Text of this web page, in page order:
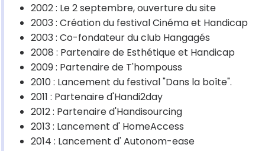
2002 : Le 2 septembre, ouverture du site
2003 : Création du festival Cinéma et Handicap
2003 : Co-fondateur du club Hangagés
2008 : Partenaire de Esthétique et Handicap
2009 : Partenaire de T'hompouss
2010 : Lancement du festival "Dans la boîte".
2011 : Partenaire d'Handi2day
2012 : Partenaire d'Handisourcing
2013 : Lancement d' HomeAccess
2014 : Lancement d' Autonom-ease